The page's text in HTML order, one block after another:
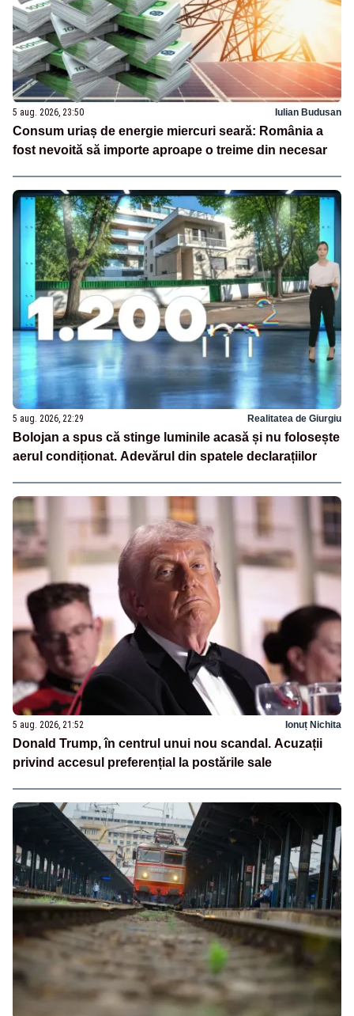
5 aug. 2026, 23:50 Iulian Budusan
Consum uriaș de energie miercuri seară: România a
fost nevoită să importe aproape o treime din necesar
5 aug. 2026, 22:29 Realitatea de Giurgiu
Bolojan a spus că stinge luminile acasă și nu folosește
aerul condiționat. Adevărul din spatele declarațiilor
5 aug. 2026, 21:52 Ionuț Nichita
Donald Trump, în centrul unui nou scandal. Acuzații
privind accesul preferențial la postările sale